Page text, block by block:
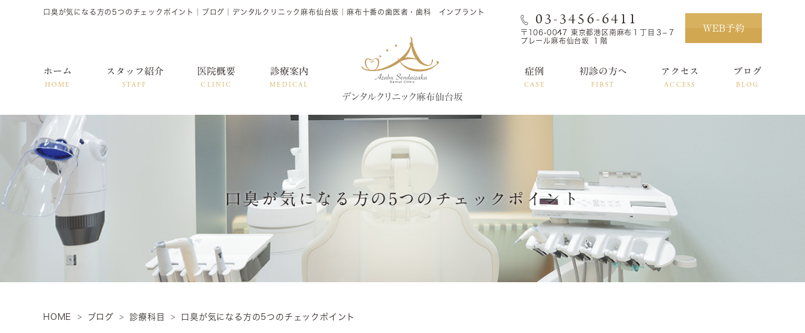
口臭が気になる方の5つのチェックポイント｜ブログ｜デンタルクリニック麻布仙台坂｜麻布十番の歯医者・歯科 インプラント 03-3456-6411
〒106-0047 東京都港区南麻布１丁目３−７
プレール麻布仙台坂 １階
WEB予約
ホーム
HOME
スタッフ紹介
STAFF
医院概要
CLINIC
診療案内
MEDICAL
症例
CASE
初診の方へ
FIRST
アクセス
ACCESS
ブログ
BLOG
口臭が気になる方の5つのチェックポイント
HOME ブログ 診療科目 口臭が気になる方の5つのチェックポイント